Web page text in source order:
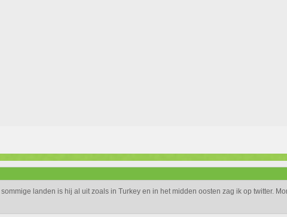
landen is hij al uit zoals in Turkey en in het midden oosten zag ik op twitter.